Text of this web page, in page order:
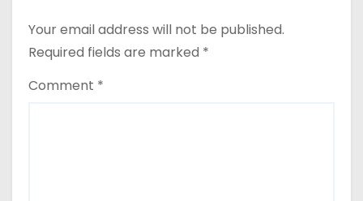
Your email address will not be published.
Required fields are marked *
Comment *